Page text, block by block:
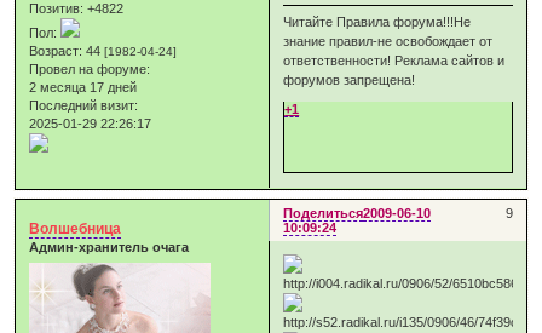
Позитив: +4822
Пол:
Возраст: 44[1982-04-24]
Провел на форуме:
2 месяца 17 дней
Последний визит:
2025-01-29 22:26:17
Читайте Правила форума!!!Не
знание правил-не освобождает от
ответственности! Реклама сайтов и
форумов запрещена!
+1
Поделиться 9
2009-06-10
10:09:24
Волшебница
Админ-хранитель очага